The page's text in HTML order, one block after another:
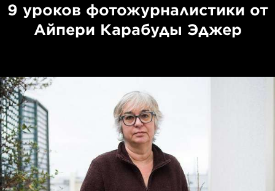
9 уроков фотожурналистики от
Айпери Карабуды Эджер